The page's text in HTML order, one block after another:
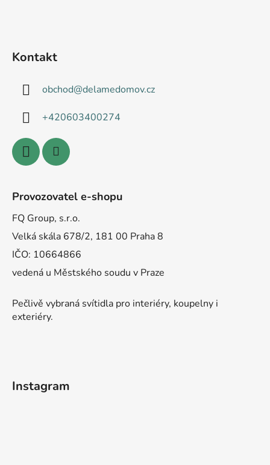
Kontakt
obchod@delamedomov.cz
+420603400274
Provozovatel e-shopu
FQ Group, s.r.o.
Velká skála 678/2, 181 00 Praha 8
IČO: 10664866
vedená u Městského soudu v Praze
Pečlivě vybraná svítidla pro interiéry, koupelny i
exteriéry.
Instagram